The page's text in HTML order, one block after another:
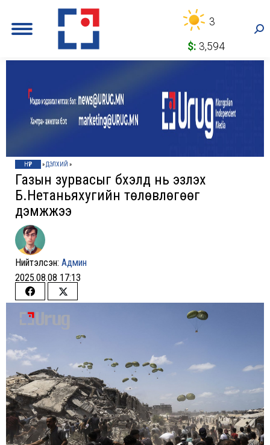
3
$: 3,594
НҮҮР »ДЭЛХИЙ »
Газын зурвасыг бүхэлд нь эзлэх
Б.Нетаньяхугийн төлөвлөгөөг
дэмжжээ
Нийтэлсэн: Админ
2025.08.08 17:13
Share
on
Share
on
Twitter